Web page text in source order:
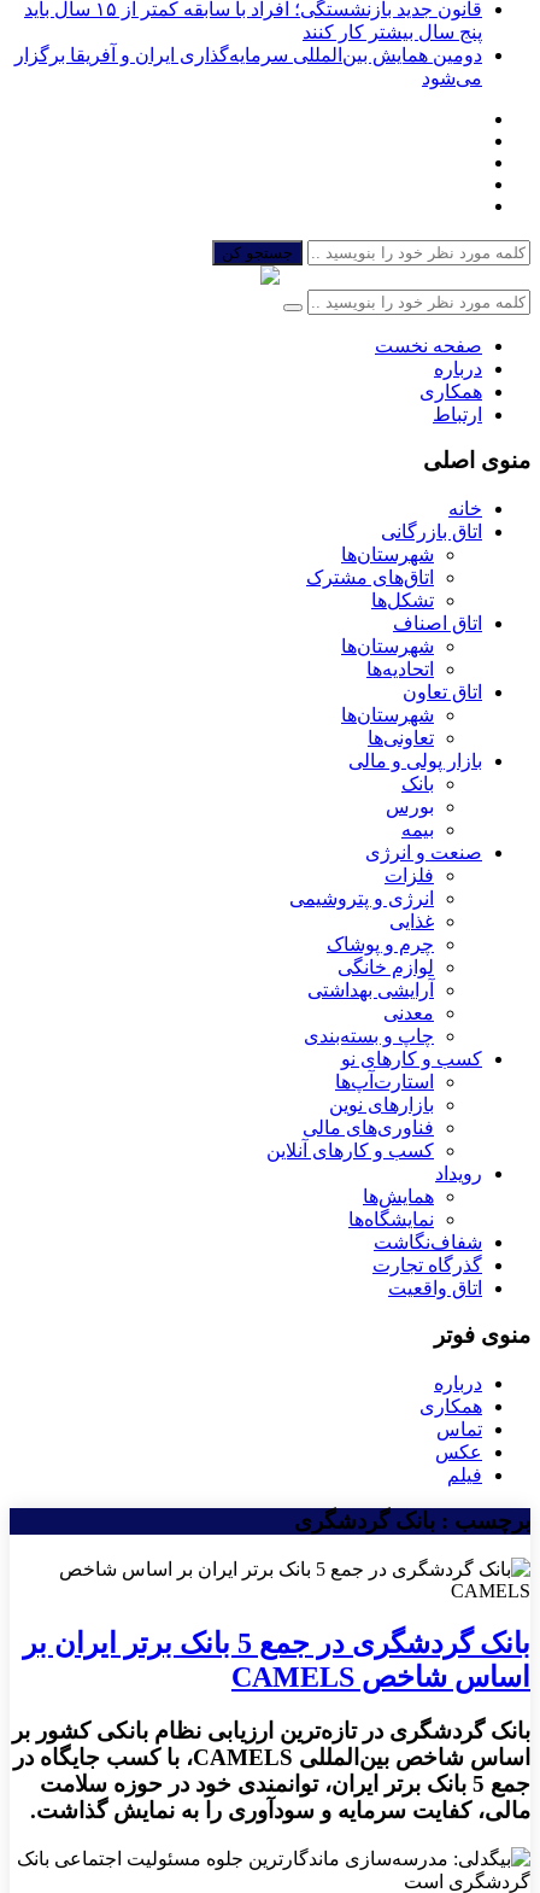
قانون جدید بازنشستگی؛ افراد با سابقه کمتر از ۱۵ سال باید
پنج سال بیشتر کار کنند
دومین همایش بین‌المللی سرمایه‌گذاری ایران و آفریقا برگزار
می‌شود
جستجو کن
صفحه نخست
درباره
همکاری
ارتباط
منوی اصلی
خانه
اتاق بازرگانی
شهرستان‌ها
اتاق‌های مشترک
تشکل‌ها
اتاق اصناف
شهرستان‌ها
اتحادیه‌ها
اتاق تعاون
شهرستان‌ها
تعاونی‌ها
بازار پولی و مالی
بانک
بورس
بیمه
صنعت و انرژی
فلزات
انرژی و پتروشیمی
غذایی
چرم و پوشاک
لوازم خانگی
آرایشی بهداشتی
معدنی
چاپ و بسته‌بندی
کسب و کارهای نو
استارت‌آپ‌ها
بازارهای نوین
فناوری‌های مالی
کسب و کارهای آنلاین
رویداد
همایش‌ها
نمایشگاه‌ها
شفاف‌نگاشت
گذرگاه تجارت
اتاق واقعیت
منوی فوتر
درباره
همکاری
تماس
عکس
فیلم
برچسب : بانک گردشگری
بانک گردشگری در جمع 5 بانک برتر ایران بر
اساس شاخص CAMELS
بانک گردشگری در تازه‌ترین ارزیابی نظام بانکی کشور بر
اساس شاخص بین‌المللی CAMELS، با کسب جایگاه در
جمع 5 بانک برتر ایران، توانمندی خود در حوزه سلامت
مالی، کفایت سرمایه و سودآوری را به نمایش گذاشت.